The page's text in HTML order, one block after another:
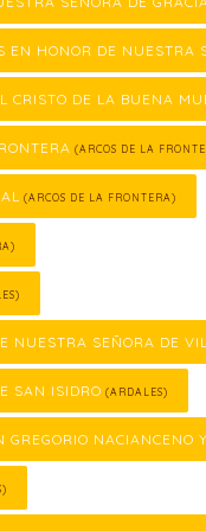
EN HONOR DE NUESTRA
CRISTO DE LA BUENA
(ARCOS DE LA
(ARCOS DE LA FRONTERA)
NUESTRA SEÑORA DE
SAN ISIDRO (ARDALES)
NACIANCENO